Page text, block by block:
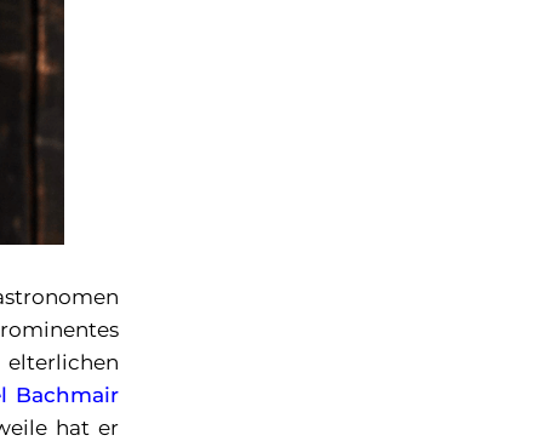
elterlichen
Bachmair
hat er